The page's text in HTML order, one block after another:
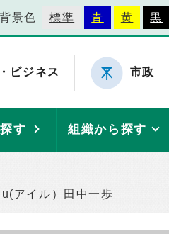
背景色 標準 青 黄 黒
ビジネス 市政
す 組織から探す
アイル）田中一歩